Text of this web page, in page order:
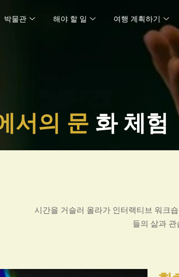
박물관 해야 할 일 여행 계획하기
서의 문 화 체험
시간을 거슬러 올라가 인터랙티브 워크
들의 삶과